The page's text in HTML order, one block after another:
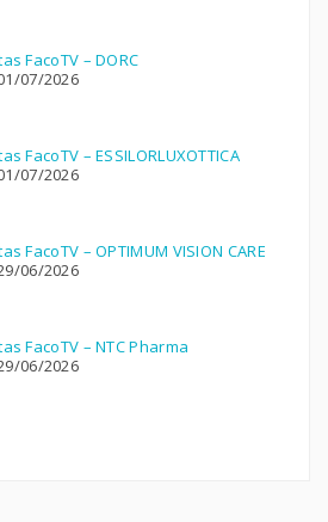
FacoTV – DORC
07/2026
FacoTV – ESSILORLUXOTTICA
07/2026
FacoTV – OPTIMUM VISION CARE
06/2026
FacoTV – NTC Pharma
06/2026